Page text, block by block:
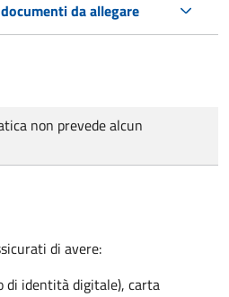
da allegare
non prevede alcun
di avere:
di identità digitale), carta